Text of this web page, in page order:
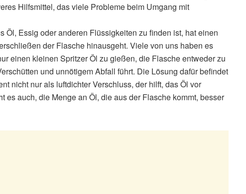
Hilfsmittel, das viele Probleme beim Umgang mit
Öl, Essig oder anderen Flüssigkeiten zu finden ist, hat einen
der Flasche hinausgeht. Viele von uns haben es
einen kleinen Spritzer Öl zu gießen, die Flasche entweder zu
und unnötigem Abfall führt. Die Lösung dafür befindet
nicht nur als luftdichter Verschluss, der hilft, das Öl vor
es auch, die Menge an Öl, die aus der Flasche kommt, besser